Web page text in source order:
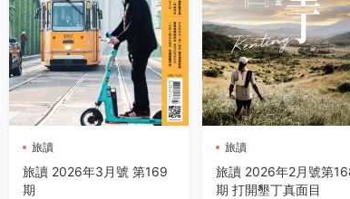
旅讀
旅讀 2026年3月號 第169
期
旅讀
旅讀 2026年2月號第
期 打開墾丁真面目